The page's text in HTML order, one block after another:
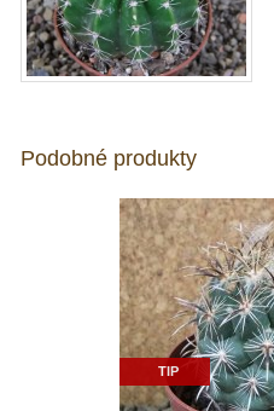
Podobné produkty
TIP